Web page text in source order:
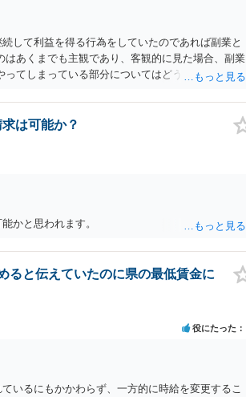
して利益を得る行為をしていたのであれば副業と
あくまでも主観であり、客観的に見た場合、副業
てしまっている部分についてはどうしようもあり
は可能か？
かと思われます。
ると伝えていたのに県の最低賃金に
役にたった
いるにもかかわらず、一方的に時給を変更するこ